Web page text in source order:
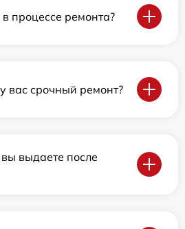
процессе ремонта?
вас срочный ремонт?
выдаете после